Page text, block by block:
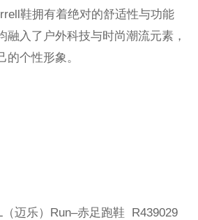
鞋拥有着绝对的舒适性与功能
融入了户外科技与时尚潮流元素，
个性形象。
迈乐）Run–赤足跑鞋 R439029